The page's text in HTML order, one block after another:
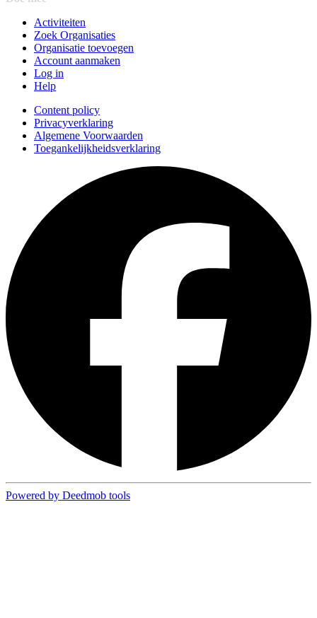
Activiteiten
Zoek Organisaties
Organisatie toevoegen
Account aanmaken
Log in
Help
Content policy
Privacyverklaring
Algemene Voorwaarden
Toegankelijkheidsverklaring
Powered by Deedmob tools